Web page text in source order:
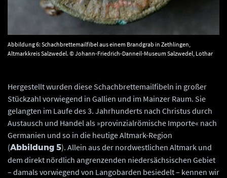
Abbildung 6: Schachbrettemailfibel aus einem Brandgrab in Zethlingen,
Altmarkkreis Salzwedel. © Johann-Friedrich-Danneil-Museum Salzwedel, Lothar
Hergestellt wurden diese Schachbrettemailfibeln in großer
Stückzahl vorwiegend in Gallien und im Mainzer Raum. Sie
gelangten im Laufe des 3. Jahrhunderts nach Christus durch
Austausch und Handel als »provinzialrömische Importe« nach
Germanien und so in die heutige Altmark-Region
(Abbildung 5). Allein aus der nordwestlichen Altmark und
dem direkt nördlich angrenzenden niedersächsischen Gebiet
– damals vorwiegend von Langobarden besiedelt – kennen wir